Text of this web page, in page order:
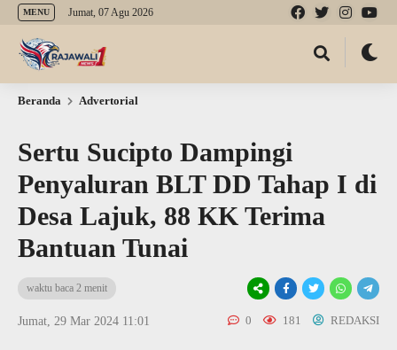
MENU Jumat, 07 Agu 2026
Beranda Advertorial
Sertu Sucipto Dampingi
Penyaluran BLT DD Tahap I di
Desa Lajuk, 88 KK Terima
Bantuan Tunai
waktu baca 2 menit
Jumat, 29 Mar 2024 11:01 0 181 REDAKSI